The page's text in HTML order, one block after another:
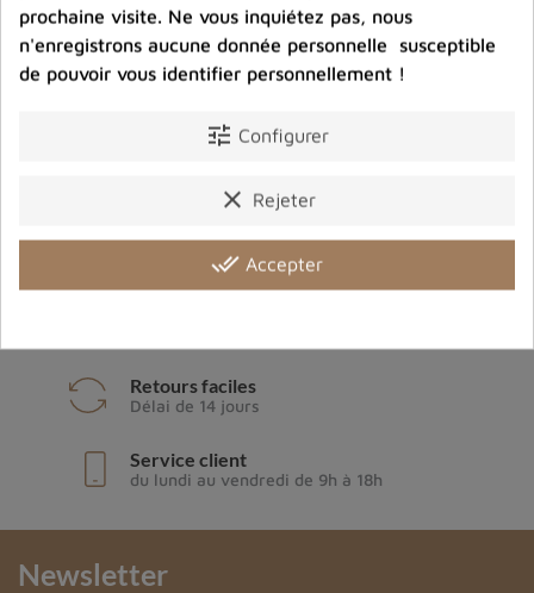
help_outline Poser une question sur une catégorie
à partir de 80€ d'achats en France
métropolitaine
Retours faciles
Délai de 14 jours
Service client
du lundi au vendredi de 9h à 18h
Newsletter
prochaine visite. Ne vous inquiétez pas, nous
n'enregistrons aucune donnée personnelle susceptible
de pouvoir vous identifier personnellement !
tune Configurer
clear Rejeter
done_all Accepter